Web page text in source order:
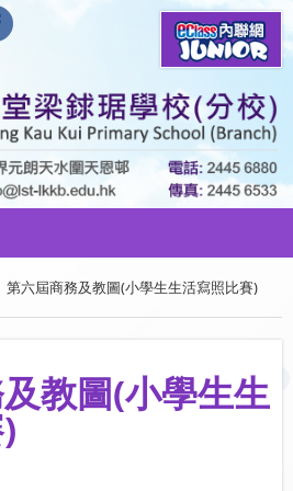
第六屆商務及教圖(小學生生活寫照比賽)
教圖(小學生生